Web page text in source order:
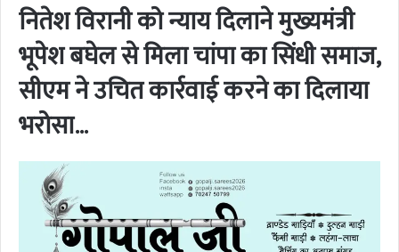
नितेश विरानी को न्याय दिलाने मुख्यमंत्री
भूपेश बघेल से मिला चांपा का सिंधी समाज,
सीएम ने उचित कार्रवाई करने का दिलाया
भरोसा…